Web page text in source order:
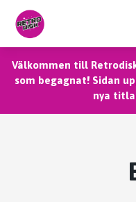
Välkommen till
som begagnat! Sidan
nya